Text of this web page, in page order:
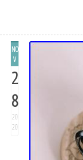
NO
V
2
8
20
20